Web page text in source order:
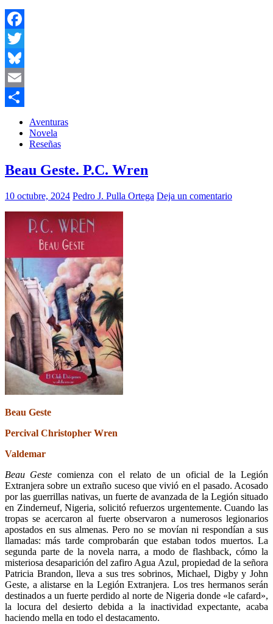
Facebook
Twitter
Bluesky
Email
Compartir
Aventuras
Novela
Reseñas
Beau Geste. P.C. Wren
10 octubre, 2024 Pedro J. Pulla Ortega Deja un comentario
Beau Geste
Percival Christopher Wren
Valdemar
Beau Geste comienza con el relato de un oficial de la Legión
Extranjera sobre un extraño suceso que vivió en el pasado. Acosado
por las guerrillas nativas, un fuerte de avanzada de la Legión situado
en Zinderneuf, Nigeria, solicitó refuerzos urgentemente. Cuando las
tropas se acercaron al fuerte observaron a numerosos legionarios
apostados en sus almenas. Pero no se movían ni respondían a sus
llamadas: más tarde comprobarán que estaban todos muertos. La
segunda parte de la novela narra, a modo de flashback, cómo la
misteriosa desaparición del zafiro Agua Azul, propiedad de la señora
Patricia Brandon, lleva a sus tres sobrinos, Michael, Digby y John
Geste, a alistarse en la Legión Extranjera. Los tres hermanos serán
destinados a un fuerte perdido al norte de Nigeria donde «le cafard»,
la locura del desierto debida a la inactividad expectante, acaba
haciendo mella en todo el destacamento.